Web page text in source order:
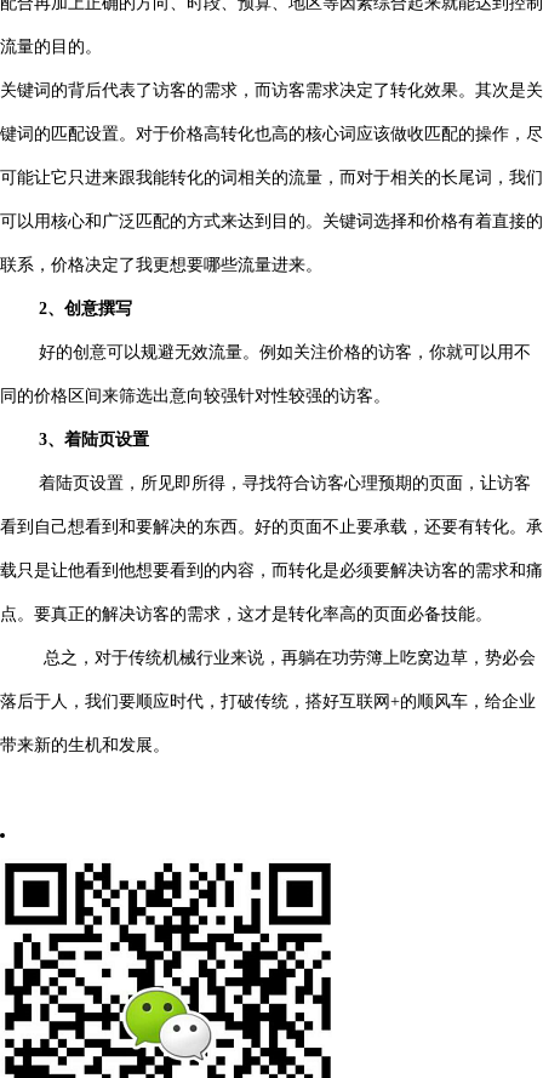
流量的目的。
关键词的背后代表了访客的需求，而访客需求决定了转化效果。其次是关
键词的匹配设置。对于价格高转化也高的核心词应该做收匹配的操作，尽
可能让它只进来跟我能转化的词相关的流量，而对于相关的长尾词，我们
可以用核心和广泛匹配的方式来达到目的。关键词选择和价格有着直接的
联系，价格决定了我更想要哪些流量进来。
2、创意撰写
好的创意可以规避无效流量。例如关注价格的访客，你就可以用不
同的价格区间来筛选出意向较强针对性较强的访客。
3、着陆页设置
着陆页设置，所见即所得，寻找符合访客心理预期的页面，让访客
看到自己想看到和要解决的东西。好的页面不止要承载，还要有转化。承
载只是让他看到他想要看到的内容，而转化是必须要解决访客的需求和痛
点。要真正的解决访客的需求，这才是转化率高的页面必备技能。
总之，对于传统机械行业来说，再躺在功劳簿上吃窝边草，势必会
落后于人，我们要顺应时代，打破传统，搭好互联网+的顺风车，给企业
带来新的生机和发展。